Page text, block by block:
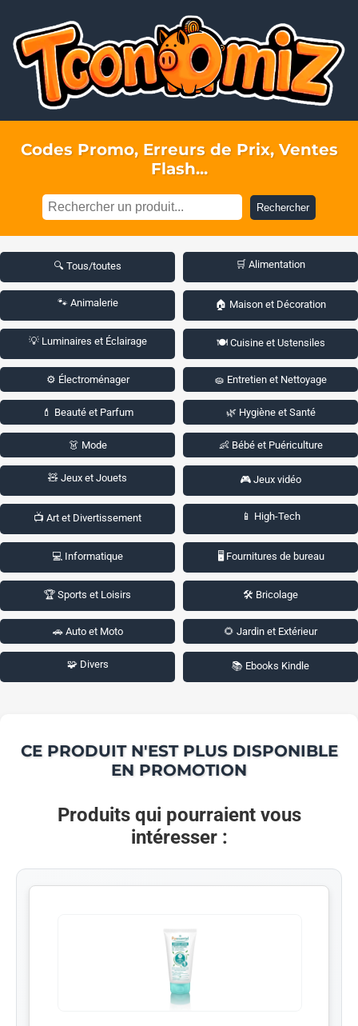
Codes Promo, Erreurs de Prix, Ventes
Flash...
Rechercher
🔍 Tous/toutes 🛒 Alimentation
🐾 Animalerie 🏠 Maison et Décoration
💡 Luminaires et Éclairage 🍽️ Cuisine et Ustensiles
⚙️ Électroménager 🧽 Entretien et Nettoyage
💄 Beauté et Parfum 🌿 Hygiène et Santé
👗 Mode 👶 Bébé et Puériculture
🧸 Jeux et Jouets 🎮 Jeux vidéo
📺 Art et Divertissement 📱 High-Tech
💻 Informatique 🖥️ Fournitures de bureau
🏆 Sports et Loisirs 🛠️ Bricolage
🚗 Auto et Moto 🌻 Jardin et Extérieur
🧩 Divers 📚 Ebooks Kindle
CE PRODUIT N'EST PLUS DISPONIBLE
EN PROMOTION
Produits qui pourraient vous
intéresser :